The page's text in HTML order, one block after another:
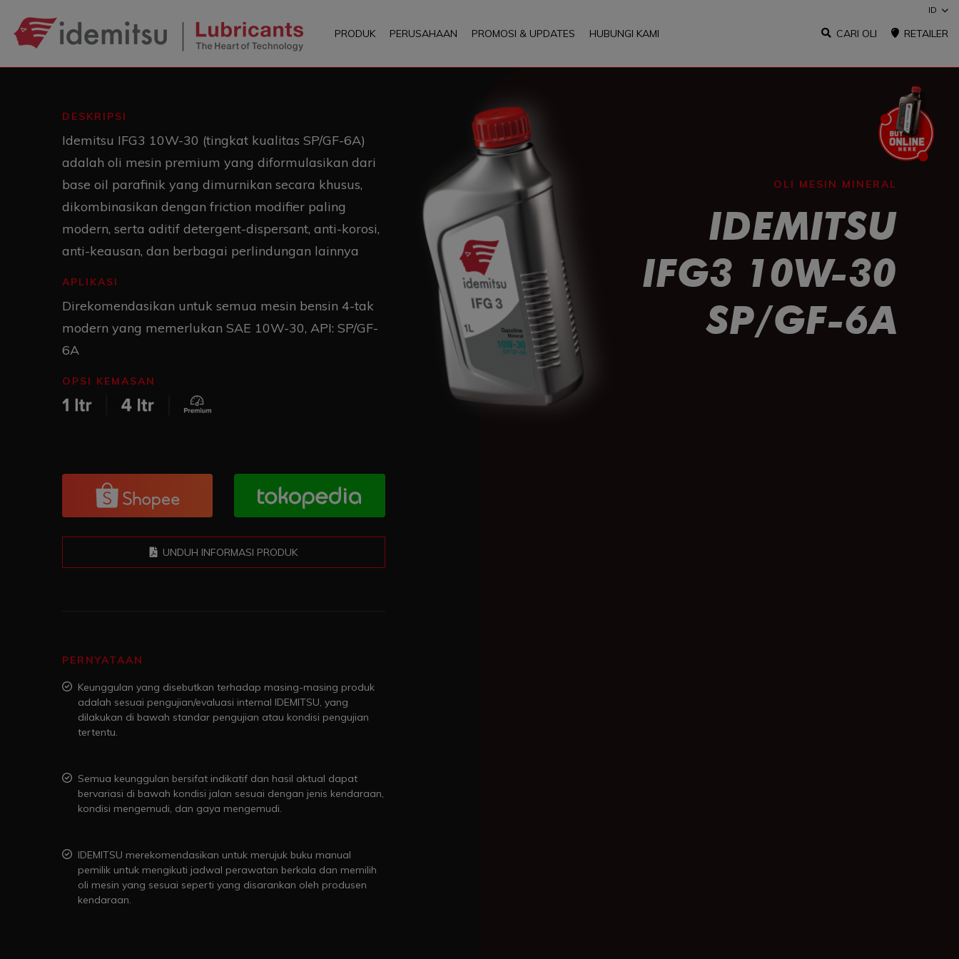
PRODUK PERUSAHAAN PROMOSI & UPDATES HUBUNGI KAMI CARI OLI RETAILER
ID
DESKRIPSI
Idemitsu IFG3 10W-30 (tingkat kualitas SP/GF-6A)
adalah oli mesin premium yang diformulasikan dari
base oil parafinik yang dimurnikan secara khusus,
dikombinasikan dengan friction modifier paling
modern, serta aditif detergent-dispersant, anti-korosi,
anti-keausan, dan berbagai perlindungan lainnya
APLIKASI
Direkomendasikan untuk semua mesin bensin 4-tak
modern yang memerlukan SAE 10W-30, API: SP/GF-
6A
OPSI KEMASAN
UNDUH INFORMASI PRODUK
PERNYATAAN
Keunggulan yang disebutkan terhadap masing-masing produk
adalah sesuai pengujian/evaluasi internal IDEMITSU, yang
dilakukan di bawah standar pengujian atau kondisi pengujian
tertentu.
Semua keunggulan bersifat indikatif dan hasil aktual dapat
bervariasi di bawah kondisi jalan sesuai dengan jenis kendaraan,
kondisi mengemudi, dan gaya mengemudi.
IDEMITSU merekomendasikan untuk merujuk buku manual
pemilik untuk mengikuti jadwal perawatan berkala dan memilih
oli mesin yang sesuai seperti yang disarankan oleh produsen
kendaraan.
OLI MESIN MINERAL
IDEMITSU
IFG3 10W-30
SP/GF-6A